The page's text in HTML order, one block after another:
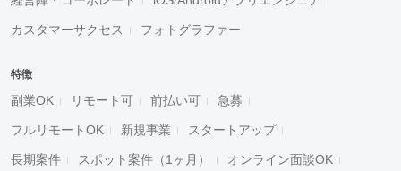
カスタマーサクセス フォトグラファー
特徴
副業OK リモート可 前払い可 急募
フルリモートOK 新規事業 スタートアップ
長期案件 スポット案件（1ヶ月） オンライン面談OK